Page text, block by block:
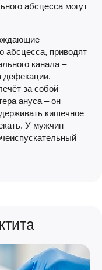
абсцесса могут
абсцесса, приводят
канала –
дефекации.
за собой
ануса – он
кишечное
У мужчин